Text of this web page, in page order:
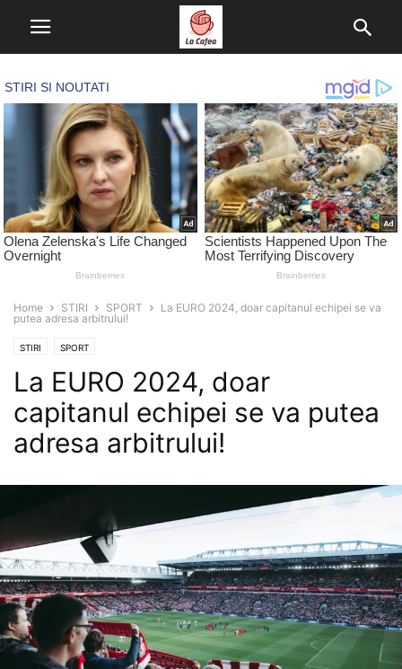
Home STIRI SPORT
La EURO 2024, doar capitanul echipei se va
putea adresa arbitrului!
STIRI SPORT
La EURO 2024, doar
capitanul echipei se va putea
adresa arbitrului!